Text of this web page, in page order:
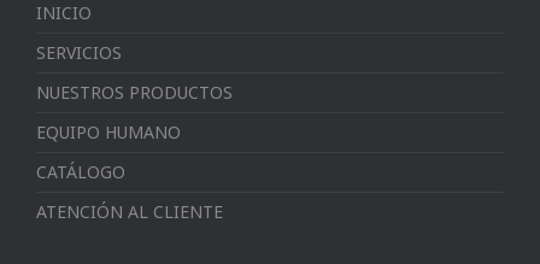
INICIO
SERVICIOS
NUESTROS PRODUCTOS
EQUIPO HUMANO
CATÁLOGO
ATENCIÓN AL CLIENTE